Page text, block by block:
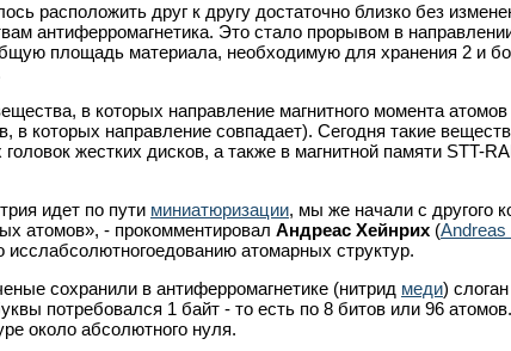
расположить друг к другу достаточно близко без
антиферромагнетика. Это стало прорывом в
площадь материала, необходимую для хранения 2 и
в которых направление магнитного момента
в которых направление совпадает). Сегодня такие
жестких дисков, а также в магнитной памяти STT-
идет по пути миниатюризации, мы же начали с другого
атомов», - прокомментировал Андреас Хейнрих (Andreas
атомарных структур.
сохранили в антиферромагнетике (нитрид меди) слоган
потребовался 1 байт - то есть по 8 битов или 96
около абсолютного нуля.